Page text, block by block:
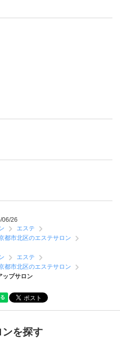
06/26
エステ
都市北区のエステサロン
エステ
都市北区のエステサロン
ップサロン
ンを探す